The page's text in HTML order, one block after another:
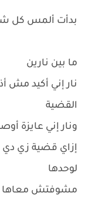
بدأت ألمس كل
ما بين نارين
نار إني أكيد مش
القضية
ونار إني عايزة
إزاي قضية زي دي
لوحدها
مشوفتش معاها